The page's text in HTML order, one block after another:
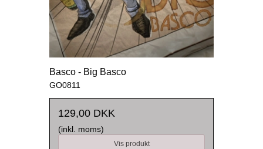
Basco - Big Basco
GO0811
129,00 DKK
(inkl. moms)
Vis produkt